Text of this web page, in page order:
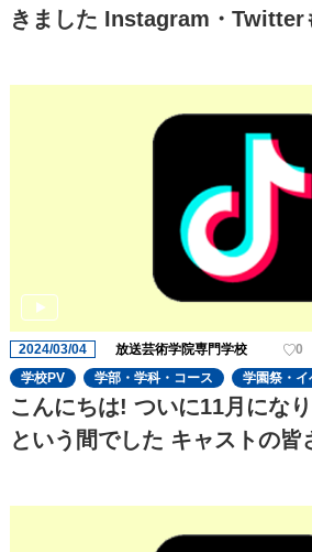
きました Instagram・Twitter
2024/03/04 放送芸術学院専門学校
0
学校PV
学部・学科・コース 学園祭・イ
こんにちは! ついに11月にな
という間でした キャストの皆